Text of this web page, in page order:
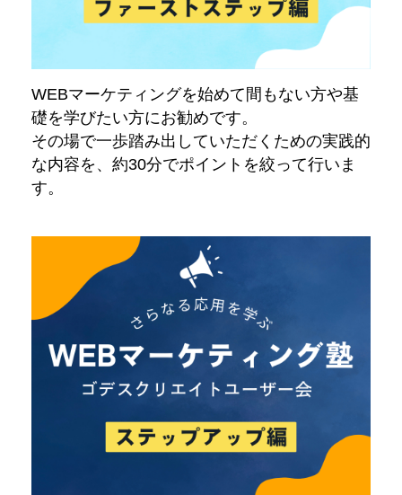
WEBマーケティングを始めて間もない方や基
礎を学びたい方にお勧めです。
その場で一歩踏み出していただくための実践的
な内容を、約30分でポイントを絞って行いま
す。